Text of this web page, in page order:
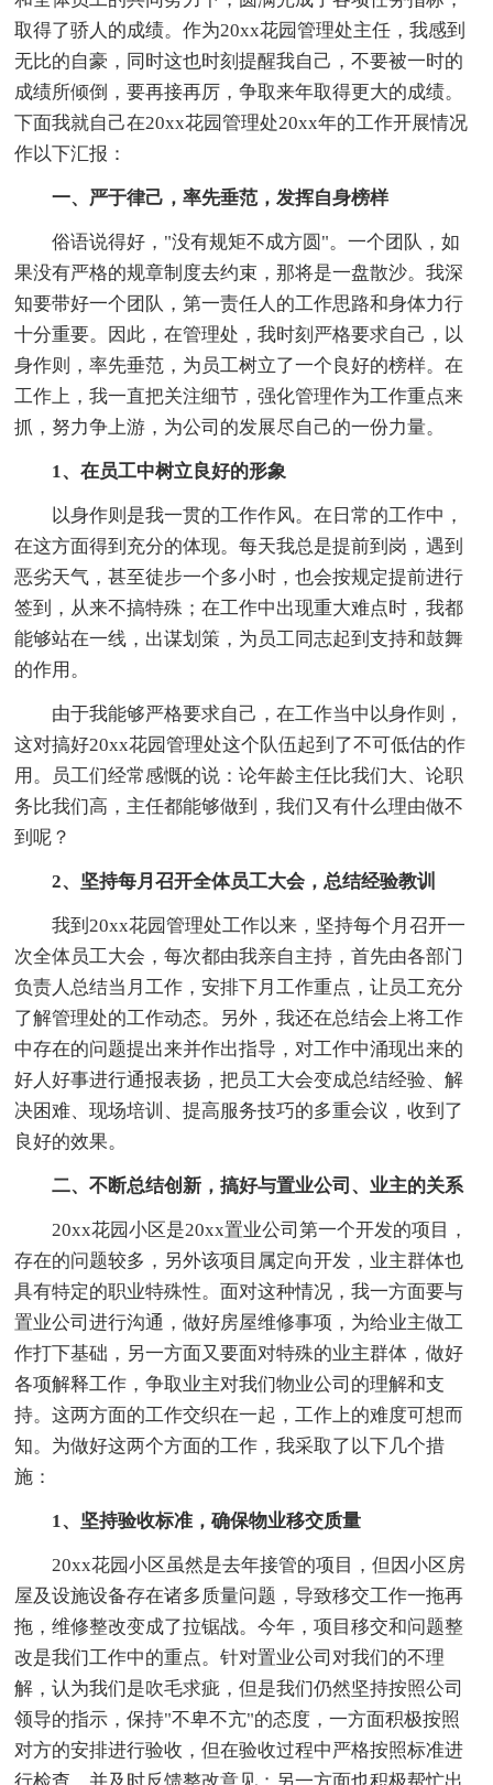
取得了骄人的成绩。作为20xx花园管理处主任，我感到
无比的自豪，同时这也时刻提醒我自己，不要被一时的
成绩所倾倒，要再接再厉，争取来年取得更大的成绩。
下面我就自己在20xx花园管理处20xx年的工作开展情况
作以下汇报：
一、严于律己，率先垂范，发挥自身榜样
俗语说得好，"没有规矩不成方圆"。一个团队，如
果没有严格的规章制度去约束，那将是一盘散沙。我深
知要带好一个团队，第一责任人的工作思路和身体力行
十分重要。因此，在管理处，我时刻严格要求自己，以
身作则，率先垂范，为员工树立了一个良好的榜样。在
工作上，我一直把关注细节，强化管理作为工作重点来
抓，努力争上游，为公司的发展尽自己的一份力量。
1、在员工中树立良好的形象
以身作则是我一贯的工作作风。在日常的工作中，
在这方面得到充分的体现。每天我总是提前到岗，遇到
恶劣天气，甚至徒步一个多小时，也会按规定提前进行
签到，从来不搞特殊；在工作中出现重大难点时，我都
能够站在一线，出谋划策，为员工同志起到支持和鼓舞
的作用。
由于我能够严格要求自己，在工作当中以身作则，
这对搞好20xx花园管理处这个队伍起到了不可低估的作
用。员工们经常感慨的说：论年龄主任比我们大、论职
务比我们高，主任都能够做到，我们又有什么理由做不
到呢？
2、坚持每月召开全体员工大会，总结经验教训
我到20xx花园管理处工作以来，坚持每个月召开一
次全体员工大会，每次都由我亲自主持，首先由各部门
负责人总结当月工作，安排下月工作重点，让员工充分
了解管理处的工作动态。另外，我还在总结会上将工作
中存在的问题提出来并作出指导，对工作中涌现出来的
好人好事进行通报表扬，把员工大会变成总结经验、解
决困难、现场培训、提高服务技巧的多重会议，收到了
良好的效果。
二、不断总结创新，搞好与置业公司、业主的关系
20xx花园小区是20xx置业公司第一个开发的项目，
存在的问题较多，另外该项目属定向开发，业主群体也
具有特定的职业特殊性。面对这种情况，我一方面要与
置业公司进行沟通，做好房屋维修事项，为给业主做工
作打下基础，另一方面又要面对特殊的业主群体，做好
各项解释工作，争取业主对我们物业公司的理解和支
持。这两方面的工作交织在一起，工作上的难度可想而
知。为做好这两个方面的工作，我采取了以下几个措
施：
1、坚持验收标准，确保物业移交质量
20xx花园小区虽然是去年接管的项目，但因小区房
屋及设施设备存在诸多质量问题，导致移交工作一拖再
拖，维修整改变成了拉锯战。今年，项目移交和问题整
改是我们工作中的重点。针对置业公司对我们的不理
解，认为我们是吹毛求疵，但是我们仍然坚持按照公司
领导的指示，保持"不卑不亢"的态度，一方面积极按照
对方的安排进行验收，但在验收过程中严格按照标准进
行检查，并及时反馈整改意见；另一方面也积极帮忙出